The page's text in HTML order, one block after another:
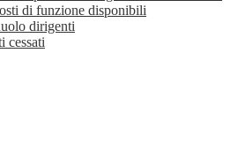
di funzione disponibili
dirigenti
cessati